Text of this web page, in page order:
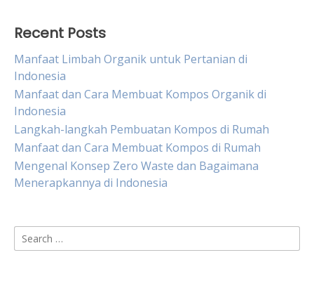
Recent Posts
Manfaat Limbah Organik untuk Pertanian di
Indonesia
Manfaat dan Cara Membuat Kompos Organik di
Indonesia
Langkah-langkah Pembuatan Kompos di Rumah
Manfaat dan Cara Membuat Kompos di Rumah
Mengenal Konsep Zero Waste dan Bagaimana
Menerapkannya di Indonesia
Search
for: